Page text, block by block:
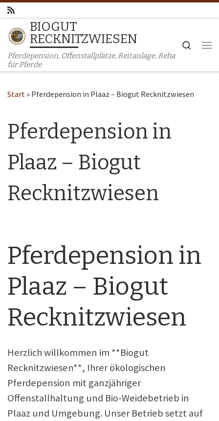
Zum Inhalt springen
BIOGUT
RECKNITZWIESEN
Pferdepension, Offenstallplätze, Reitanlage, Reha
für Pferde
Search
Start » Pferdepension in Plaaz – Biogut Recknitzwiesen
Pferdepension in
Plaaz – Biogut
Recknitzwiesen
Pferdepension in
Plaaz – Biogut
Recknitzwiesen
Herzlich willkommen im **Biogut
Recknitzwiesen**, Ihrer ökologischen
Pferdepension mit ganzjähriger
Offenstallhaltung und Bio-Weidebetrieb in
Plaaz und Umgebung. Unser Betrieb setzt auf